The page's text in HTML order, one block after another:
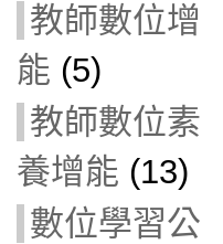
教師數位增
能 (5)
教師數位素
養增能 (13)
數位學習公